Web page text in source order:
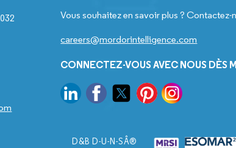
Vous souhaitez en savoir plus ?
careers@mordorintelligence.com
CONNECTEZ-VOUS AVEC NOUS DÈS
D&B D-U-N-SÂ®